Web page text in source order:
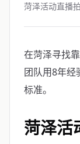
菏泽活动直播
在菏泽寻找
团队用8年经
标准。
菏泽活